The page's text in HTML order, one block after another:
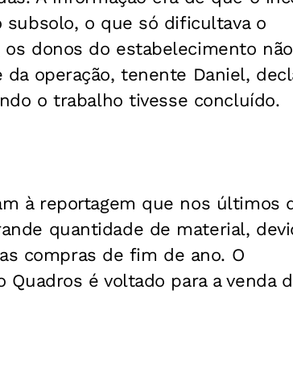
subsolo, o que só dificultava o
donos do estabelecimento não
operação, tenente Daniel,
o trabalho tivesse concluído.
à reportagem que nos últimos
quantidade de material,
compras de fim de ano. O
é voltado para a venda